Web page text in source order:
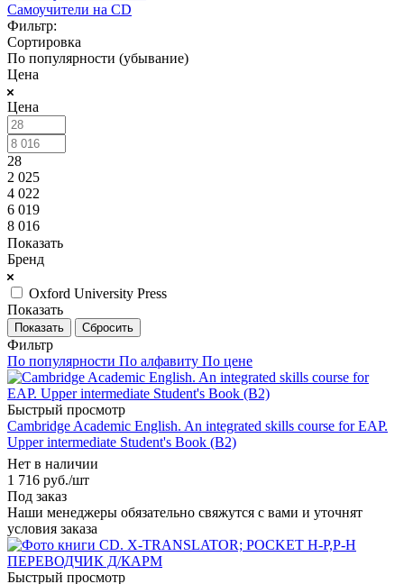
Самоучители на CD
Фильтр:
Сортировка
По популярности (убывание)
Цена
Цена
28
2 025
4 022
6 019
8 016
Показать
Бренд
Oxford University Press
Показать
Сбросить
Фильтр
По популярности По алфавиту По цене
Быстрый просмотр
Cambridge Academic English. An integrated skills course for EAP.
Upper intermediate Student's Book (B2)
Нет в наличии
1 716 руб./шт
Под заказ
Наши менеджеры обязательно свяжутся с вами и уточнят
условия заказа
Быстрый просмотр